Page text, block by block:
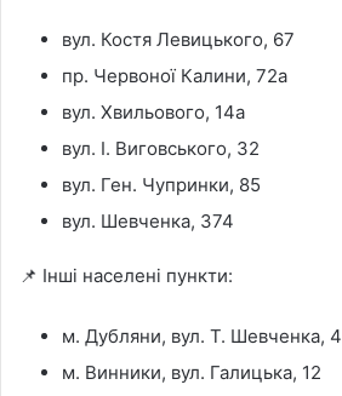
вул. Костя Левицького, 67
пр. Червоної Калини, 72а
вул. Хвильового, 14а
вул. І. Виговського, 32
вул. Ген. Чупринки, 85
вул. Шевченка, 374
📌 Інші населені пункти:
м. Дубляни, вул. Т. Шевченка, 4
м. Винники, вул. Галицька, 12